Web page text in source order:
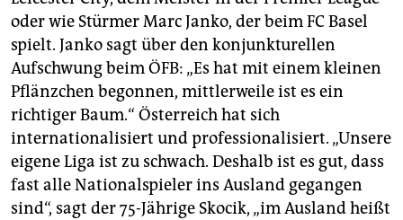
oder wie Stürmer Marc Janko, der beim FC Basel
spielt. Janko sagt über den konjunkturellen
Aufschwung beim ÖFB: „Es hat mit einem kleinen
Pflänzchen begonnen, mittlerweile ist es ein
richtiger Baum.“ Österreich hat sich
internationalisiert und professionalisiert. „Unsere
eigene Liga ist zu schwach. Deshalb ist es gut, dass
fast alle Nationalspieler ins Ausland gegangen
sind“, sagt der 75-Jährige Skocik, „im Ausland heißt